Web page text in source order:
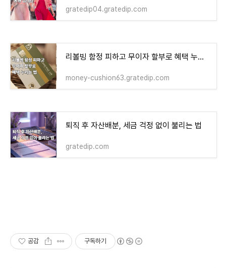
gratedip04.gratedip.com
리볼빙 함정 피하고 무이자 할부로 혜택 누리는 법
money-cushion63.gratedip.com
퇴직 후 자산배분, 세금 걱정 없이 불리는 법
gratedip.com
공감 구독하기